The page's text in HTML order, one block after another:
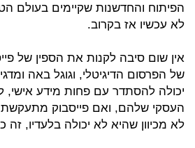
הפיתוח והחדשנות שקיימים בעולם
לא עכשיו אז בקרוב.
אין שום סיבה לקנות את הספין של
של הפרסום הדיגיטלי, וגוגל באה
יכולה להסתדר עם פחות מידע אישי,
העסקי שלהם, ואם פייסבוק
לא מכיוון שהיא לא יכולה בלעדיו, זה